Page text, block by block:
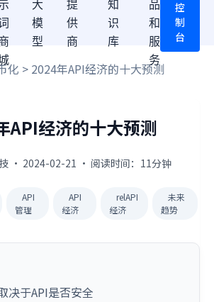
大
模
型
提
供
商
知
识
库
品
和
服
务
控
制
台
化 > 2024年API经济的十大预测
API经济的十大预测
· 2024-02-21 · 阅读时间：11分钟
API
管理
API
经济
relAPI
经济
未来
趋势
决于API是否安全